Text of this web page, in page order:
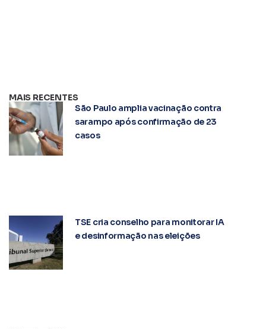
MAIS RECENTES
São Paulo amplia vacinação contra
sarampo após confirmação de 23
casos
TSE cria conselho para monitorar IA
e desinformação nas eleições